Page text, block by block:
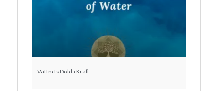
Vattnets Dolda Kraft